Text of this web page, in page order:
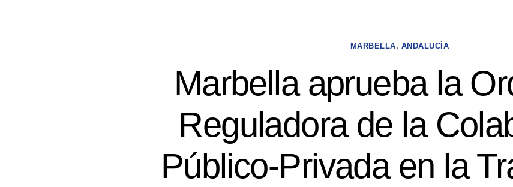
MARBELLA, ANDALUCÍA
Marbella aprueba la
Reguladora de la
Público-Privada en la